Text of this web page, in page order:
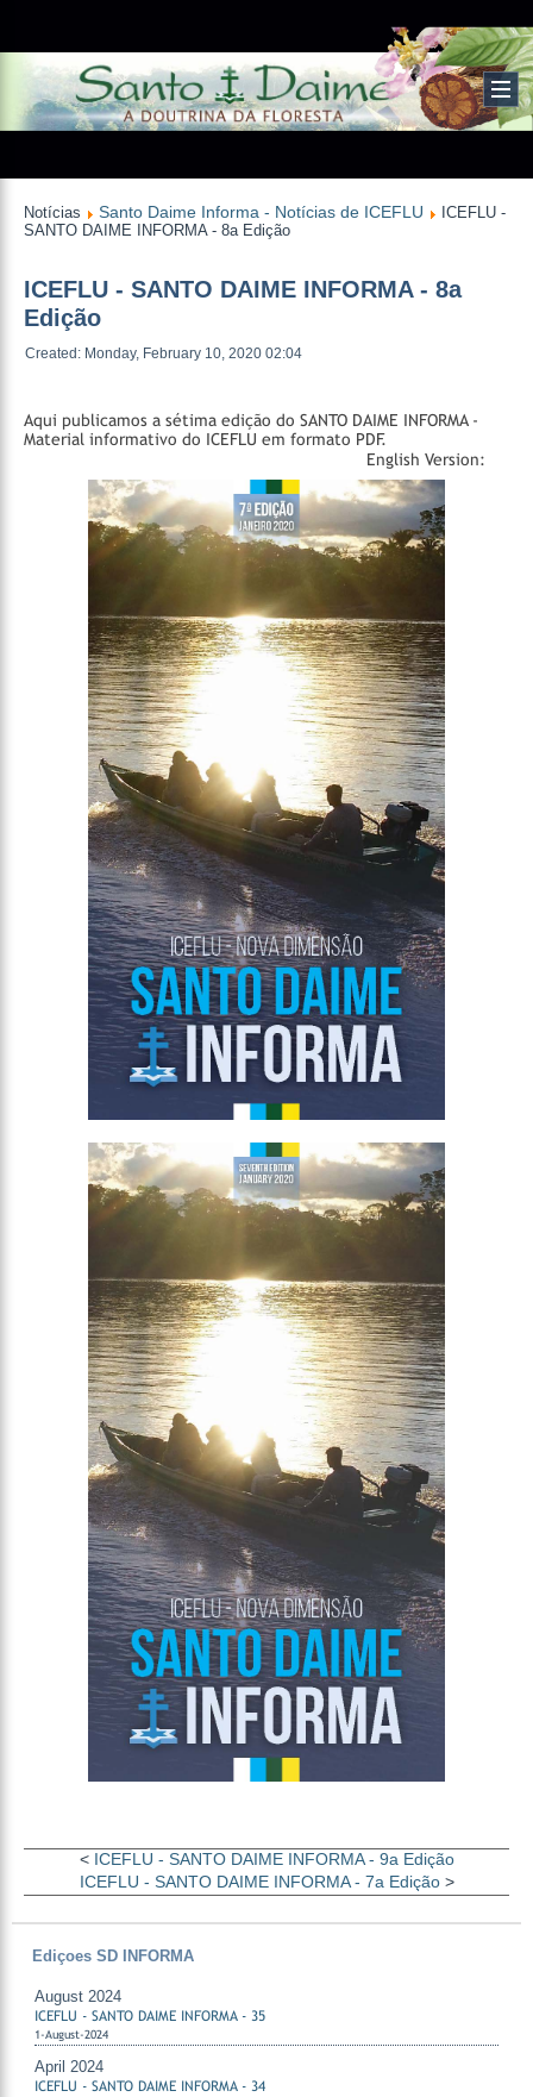
Notícias Santo Daime Informa - Notícias de ICEFLU
ICEFLU -
SANTO DAIME INFORMA - 8a Edição
ICEFLU - SANTO DAIME INFORMA - 8a
Edição
Created: Monday, February 10, 2020 02:04
Aqui publicamos a sétima edição do SANTO DAIME INFORMA -
Material informativo do ICEFLU em formato PDF.
English Version:
< ICEFLU - SANTO DAIME INFORMA - 9a Edição
ICEFLU - SANTO DAIME INFORMA - 7a Edição>
Ediçoes SD INFORMA
August 2024
ICEFLU - SANTO DAIME INFORMA - 35
1-August-2024
April 2024
ICEFLU - SANTO DAIME INFORMA - 34